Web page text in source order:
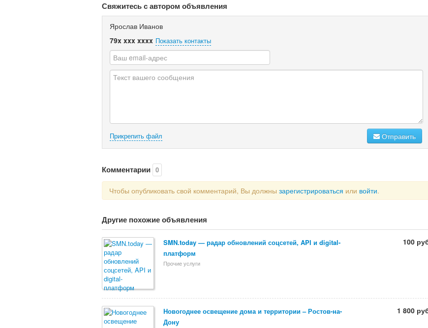
Свяжитесь с автором объявления
Ярослав Иванов
79x xxx xxxx Показать контакты
Прикрепить файл Отправить
Комментарии 0
Чтобы опубликовать свой комментарий, Вы должны зарегистрироваться или войти.
Другие похожие объявления
SMN.today — радар обновлений соцсетей, API и digital-
платформ
Прочие услуги
100
Новогоднее освещение дома и территории – Ростов-на-
Дону
1 800